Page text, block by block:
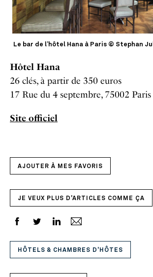
Le bar de l’hôtel Hana à Paris © Stephan
Hôtel Hana
26 clés, à partir de 350 euros
17 Rue du 4 septembre, 75002 Paris
Site officiel
AJOUTER À MES FAVORIS
JE VEUX PLUS D'ARTICLES COMME ÇA
HÔTELS & CHAMBRES D'HÔTES